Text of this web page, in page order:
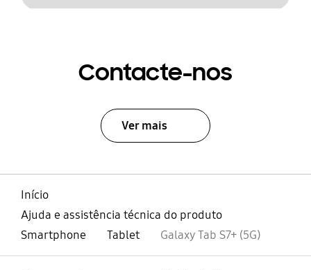
Contacte-nos
Ver mais
Início
Ajuda e assistência técnica do produto
Smartphone
Tablet Galaxy Tab S7+ (5G)